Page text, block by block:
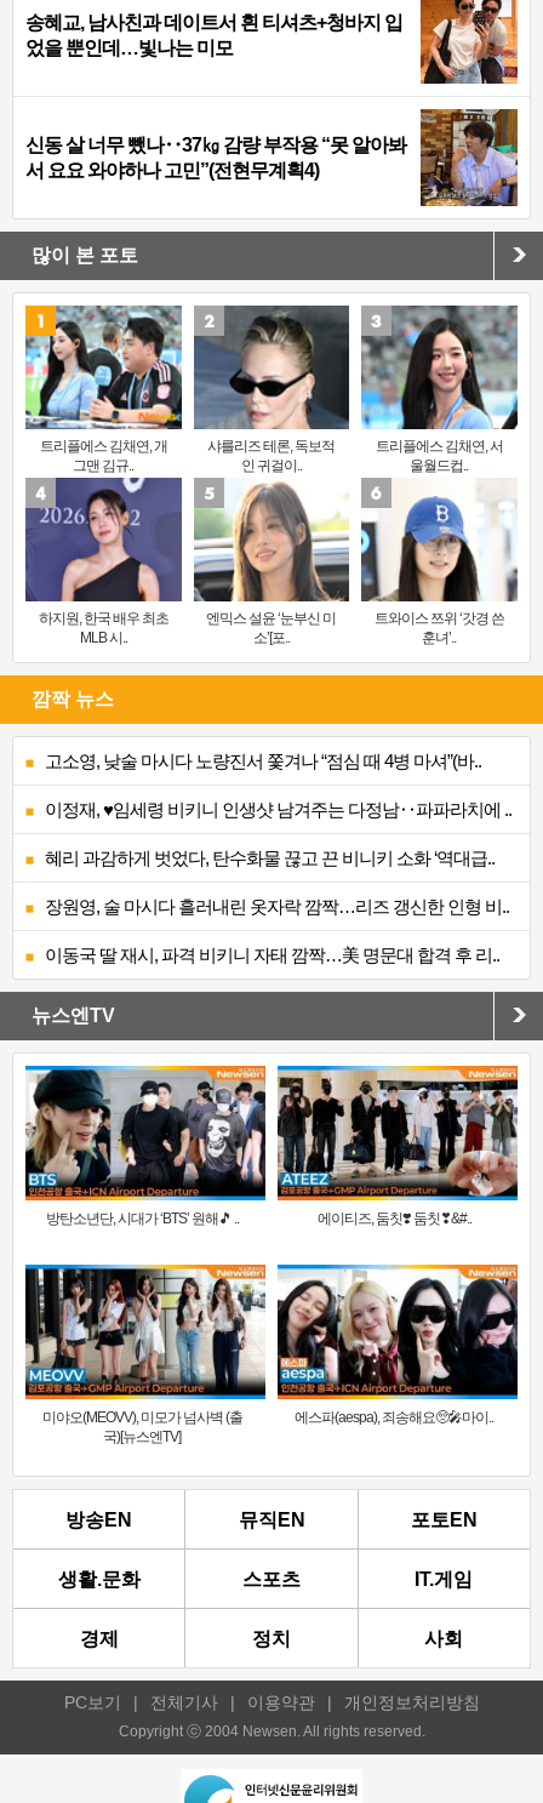
송혜교, 남사친과 데이트서 흰 티셔츠+청바지 입
었을 뿐인데…빛나는 미모
신동 살 너무 뺐나‥37㎏ 감량 부작용 “못 알아봐
서 요요 와야하나 고민”(전현무계획4)
많이 본 포토
트리플에스 김채연, 개
그맨 김규..
샤를리즈 테론, 독보적
인 귀걸이..
트리플에스 김채연, 서
울월드컵..
하지원, 한국 배우 최초
MLB 시..
엔믹스 설윤 ‘눈부신 미
소’[포..
트와이스 쯔위 ‘갓경 쓴
훈녀’..
깜짝 뉴스
고소영, 낮술 마시다 노량진서 쫓겨나 “점심 때 4병 마셔”(바..
이정재, ♥임세령 비키니 인생샷 남겨주는 다정남‥파파라치에 ..
혜리 과감하게 벗었다, 탄수화물 끊고 끈 비니키 소화 ‘역대급..
장원영, 술 마시다 흘러내린 옷자락 깜짝…리즈 갱신한 인형 비..
이동국 딸 재시, 파격 비키니 자태 깜짝…美 명문대 합격 후 리..
뉴스엔TV
방탄소년단, 시대가 ‘BTS’ 원해🎵 .. 에이티즈, 둠칫❣️ 둠칫❣&#..
미야오(MEOVV), 미모가 넘사벽 (출
국)[뉴스엔TV]
에스파(aespa), 죄송해요🥺🎤마이..
방송EN 뮤직EN 포토EN
생활.문화 스포츠 IT.게임
경제 정치 사회
PC보기 | 전체기사 | 이용약관 | 개인정보처리방침
Copyright ⓒ 2004 Newsen. All rights reserved.